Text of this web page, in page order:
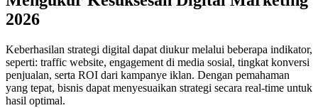
2026
Keberhasilan strategi digital dapat diukur melalui beberapa indikator,
seperti: traffic website, engagement di media sosial, tingkat konversi
penjualan, serta ROI dari kampanye iklan. Dengan pemahaman
yang tepat, bisnis dapat menyesuaikan strategi secara real-time untuk
hasil optimal.